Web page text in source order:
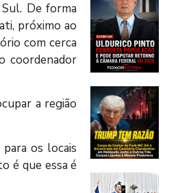
De forma
próximo ao
com cerca
coordenador
a região
os locais
é que essa é